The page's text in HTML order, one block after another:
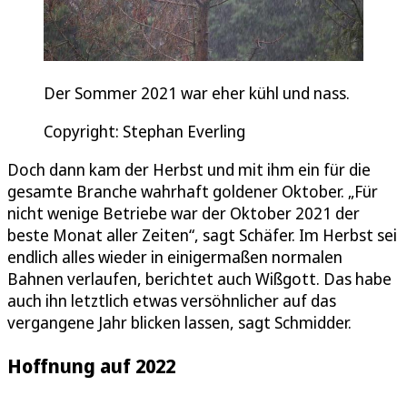
Der Sommer 2021 war eher kühl und nass.
Copyright: Stephan Everling
Doch dann kam der Herbst und mit ihm ein für die
gesamte Branche wahrhaft goldener Oktober. „Für
nicht wenige Betriebe war der Oktober 2021 der
beste Monat aller Zeiten“, sagt Schäfer. Im Herbst sei
endlich alles wieder in einigermaßen normalen
Bahnen verlaufen, berichtet auch Wißgott. Das habe
auch ihn letztlich etwas versöhnlicher auf das
vergangene Jahr blicken lassen, sagt Schmidder.
Hoffnung auf 2022